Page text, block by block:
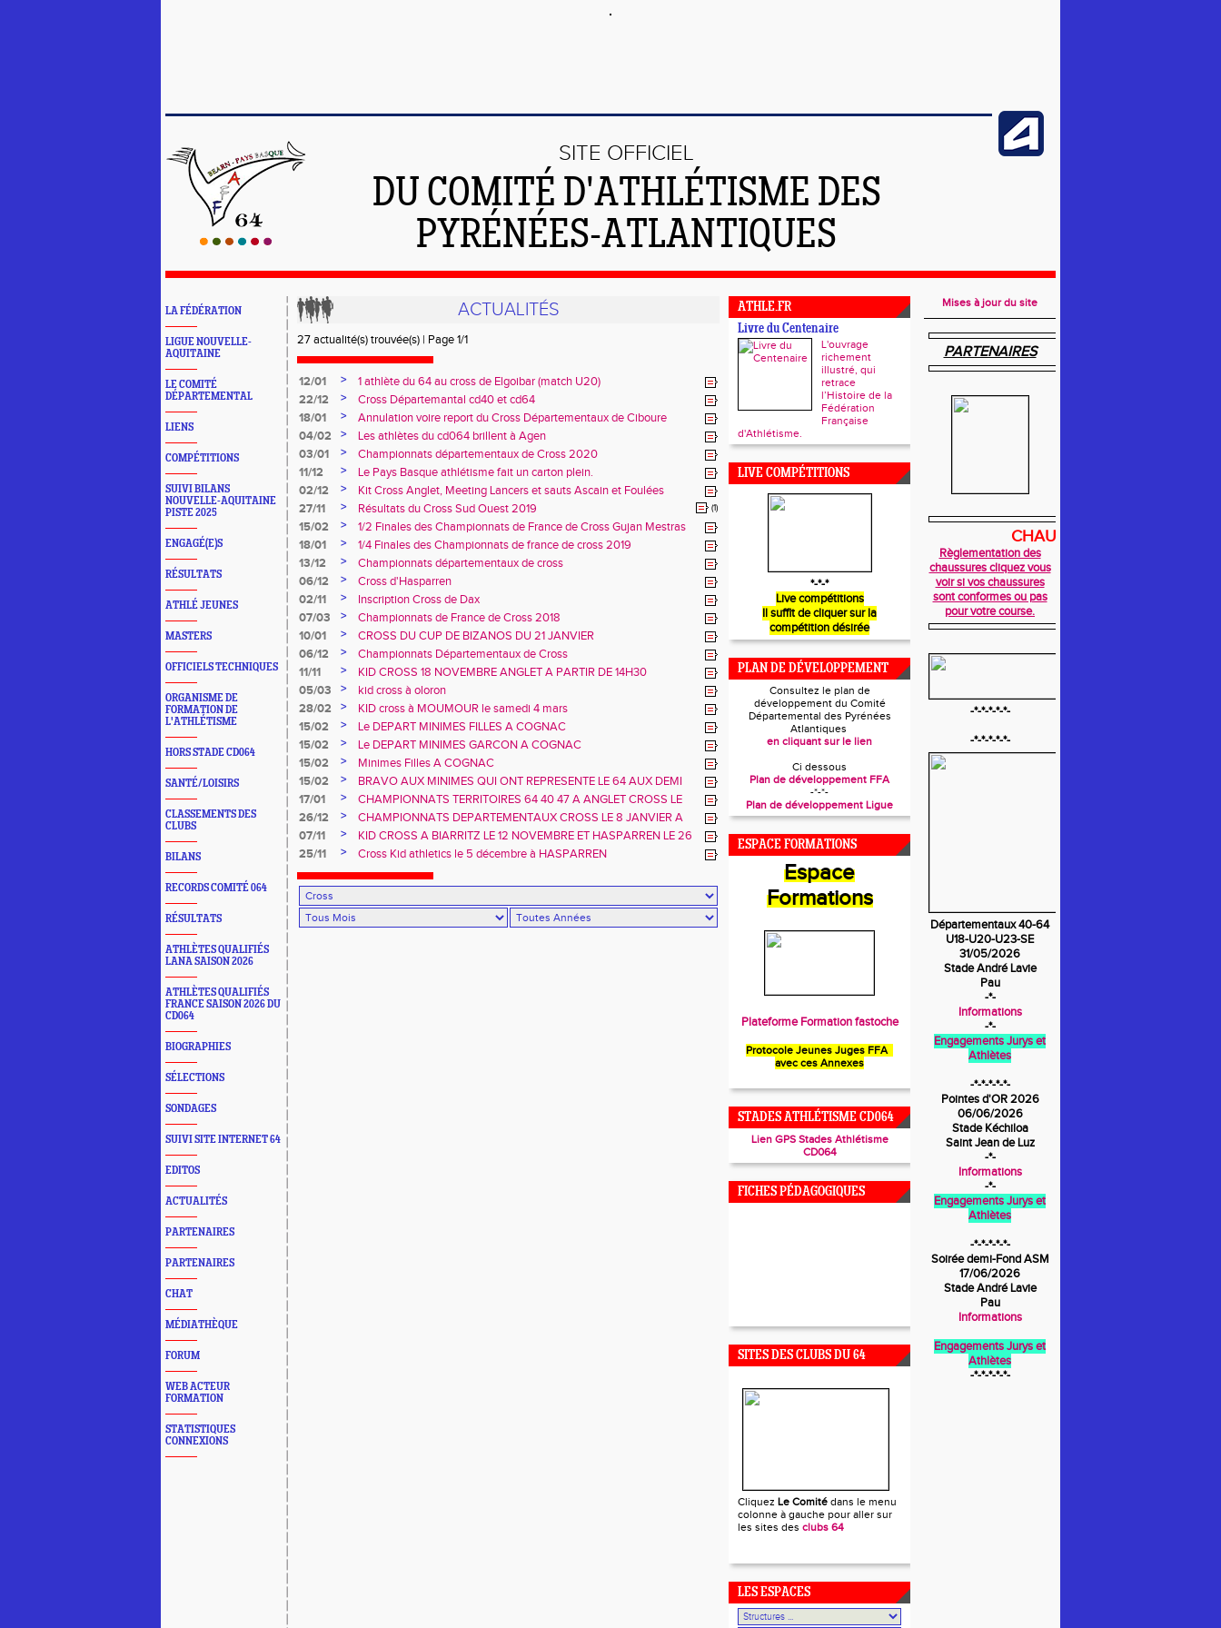
SITE OFFICIEL
DU COMITÉ D'ATHLÉTISME DES
PYRÉNÉES-ATLANTIQUES
LA FÉDÉRATION
LIGUE NOUVELLE-
AQUITAINE
LE COMITÉ
DÉPARTEMENTAL
LIENS
COMPÉTITIONS
SUIVI BILANS
NOUVELLE-AQUITAINE
PISTE 2025
ENGAGÉ(E)S
RÉSULTATS
ATHLÉ JEUNES
MASTERS
OFFICIELS TECHNIQUES
ORGANISME DE
FORMATION DE
L'ATHLÉTISME
HORS STADE CD064
SANTÉ/LOISIRS
CLASSEMENTS DES
CLUBS
BILANS
RECORDS COMITÉ 064
RÉSULTATS
ATHLÈTES QUALIFIÉS
LANA SAISON 2026
ATHLÈTES QUALIFIÉS
FRANCE SAISON 2026 DU
CD064
BIOGRAPHIES
SÉLECTIONS
SONDAGES
SUIVI SITE INTERNET 64
EDITOS
ACTUALITÉS
PARTENAIRES
PARTENAIRES
CHAT
MÉDIATHÈQUE
FORUM
WEB ACTEUR
FORMATION
STATISTIQUES
CONNEXIONS
ACTUALITÉS
27 actualité(s) trouvée(s) | Page 1/1
12/01 >
1 athlète du 64 au cross de Elgoibar (match U20)
22/12
>
Cross Départemantal cd40 et cd64
18/01
>
Annulation voire report du Cross Départementaux de Ciboure
04/02
>
Les athlètes du cd064 brillent à Agen
03/01
>
Championnats départementaux de Cross 2020
11/12
>
Le Pays Basque athlétisme fait un carton plein.
02/12
>
Kit Cross Anglet, Meeting Lancers et sauts Ascain et Foulées
luziennes
27/11 > Résultats du Cross Sud Ouest 2019 (1)
15/02 >
1/2 Finales des Championnats de France de Cross Gujan Mestras
18/01
>
1/4 Finales des Championnats de france de cross 2019
13/12
>
Championnats départementaux de cross
06/12
>
Cross d'Hasparren
02/11
>
Inscription Cross de Dax
07/03
>
Championnats de France de Cross 2018
10/01
>
CROSS DU CUP DE BIZANOS DU 21 JANVIER
06/12
>
Championnats Départementaux de Cross
11/11
>
KID CROSS 18 NOVEMBRE ANGLET A PARTIR DE 14H30
05/03
>
kid cross à oloron
28/02
>
KID cross à MOUMOUR le samedi 4 mars
15/02
>
Le DEPART MINIMES FILLES A COGNAC
15/02
>
Le DEPART MINIMES GARCON A COGNAC
15/02
>
Minimes Filles A COGNAC
15/02
>
BRAVO AUX MINIMES QUI ONT REPRESENTE LE 64 AUX DEMI
FINALES DE CROSS A COGNAC
17/01 >
CHAMPIONNATS TERRITOIRES 64 40 47 A ANGLET CROSS LE
22 JANVIER
26/12 >
CHAMPIONNATS DEPARTEMENTAUX CROSS LE 8 JANVIER A
OLORON
07/11 >
KID CROSS A BIARRITZ LE 12 NOVEMBRE ET HASPARREN LE 26
NOVEMBRE
25/11 > Cross Kid athletics le 5 décembre à HASPARREN
ATHLE.FR
Livre du Centenaire
L'ouvrage
richement
illustré, qui
retrace
l’Histoire de la
Fédération
Française
d'Athlétisme.
LIVE COMPÉTITIONS
*-*-*
Live compétitions
Il suffit de cliquer sur la
compétition désirée
PLAN DE DÉVELOPPEMENT
Consultez le plan de
développement du Comité
Départemental des Pyrénées
Atlantiques
en cliquant sur le lien
Ci dessous
Plan de développement FFA
-*-*-
Plan de développement Ligue
ESPACE FORMATIONS
Espace
Formations
Plateforme Formation fastoche
Protocole Jeunes Juges FFA
avec ces Annexes
STADES ATHLÉTISME CD064
Lien GPS Stades Athlétisme
CD064
FICHES PÉDAGOGIQUES
SITES DES CLUBS DU 64
Cliquez Le Comité dans le menu
colonne à gauche pour aller sur
les sites des clubs 64
LES ESPACES
Mises à jour du site
PARTENAIRES
CHAUSSURES
Règlementation des
chaussures cliquez vous
voir si vos chaussures
sont conformes ou pas
pour votre course.
-*-*-*-*-*-
-*-*-*-*-*-
Départementaux 40-64
U18-U20-U23-SE
31/05/2026
Stade André Lavie
Pau
-*-
Informations
-*-
Engagements Jurys et
Athlètes
-*-*-*-*-*-
Pointes d'OR 2026
06/06/2026
Stade Kéchiloa
Saint Jean de Luz
-*-
Informations
-*-
Engagements Jurys et
Athlètes
-*-*-*-*-*-
Soirée demi-Fond ASM
17/06/2026
Stade André Lavie
Pau
Informations
Engagements Jurys et
Athlètes
-*-*-*-*-*-